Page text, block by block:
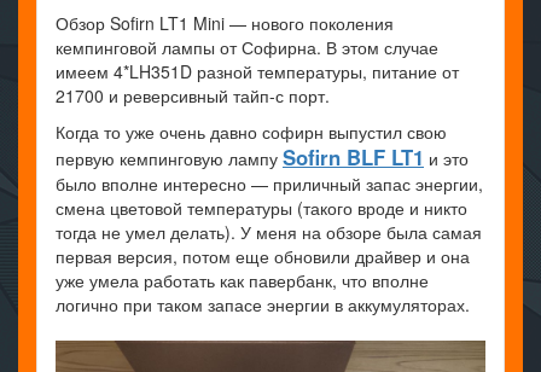
Обзор Sofirn LT1 Mini — нового поколения
кемпинговой лампы от Софирна. В этом случае
имеем 4*LH351D разной температуры, питание от
21700 и реверсивный тайп-с порт.
Когда то уже очень давно софирн выпустил свою
первую кемпинговую лампу Sofirn BLF LT1 и это
было вполне интересно — приличный запас энергии,
смена цветовой температуры (такого вроде и никто
тогда не умел делать). У меня на обзоре была самая
первая версия, потом еще обновили драйвер и она
уже умела работать как павербанк, что вполне
логично при таком запасе энергии в аккумуляторах.